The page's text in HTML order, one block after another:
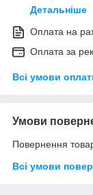
Детальніше
Оплата на
Оплата за
Всі умови
Умови
Повернення
Всі умови